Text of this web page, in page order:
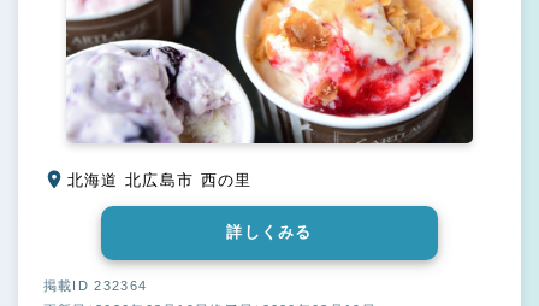
北海道 北広島市 西の里
詳しくみる
掲載ID 232364